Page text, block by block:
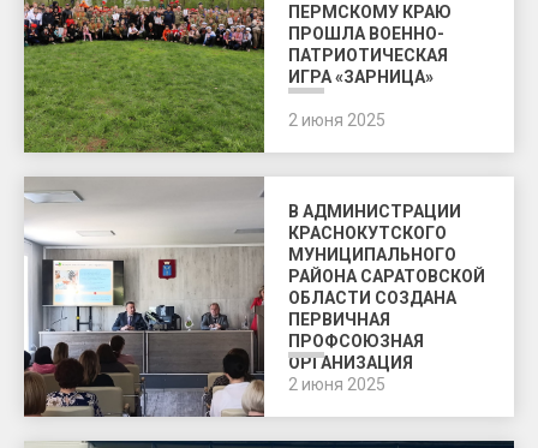
ПЕРМСКОМУ КРАЮ
ПРОШЛА ВОЕННО-
ПАТРИОТИЧЕСКАЯ
ИГРА «ЗАРНИЦА»
2 июня 2025
В АДМИНИСТРАЦИИ
КРАСНОКУТСКОГО
МУНИЦИПАЛЬНОГО
РАЙОНА САРАТОВСКОЙ
ОБЛАСТИ СОЗДАНА
ПЕРВИЧНАЯ
ПРОФСОЮЗНАЯ
ОРГАНИЗАЦИЯ
2 июня 2025